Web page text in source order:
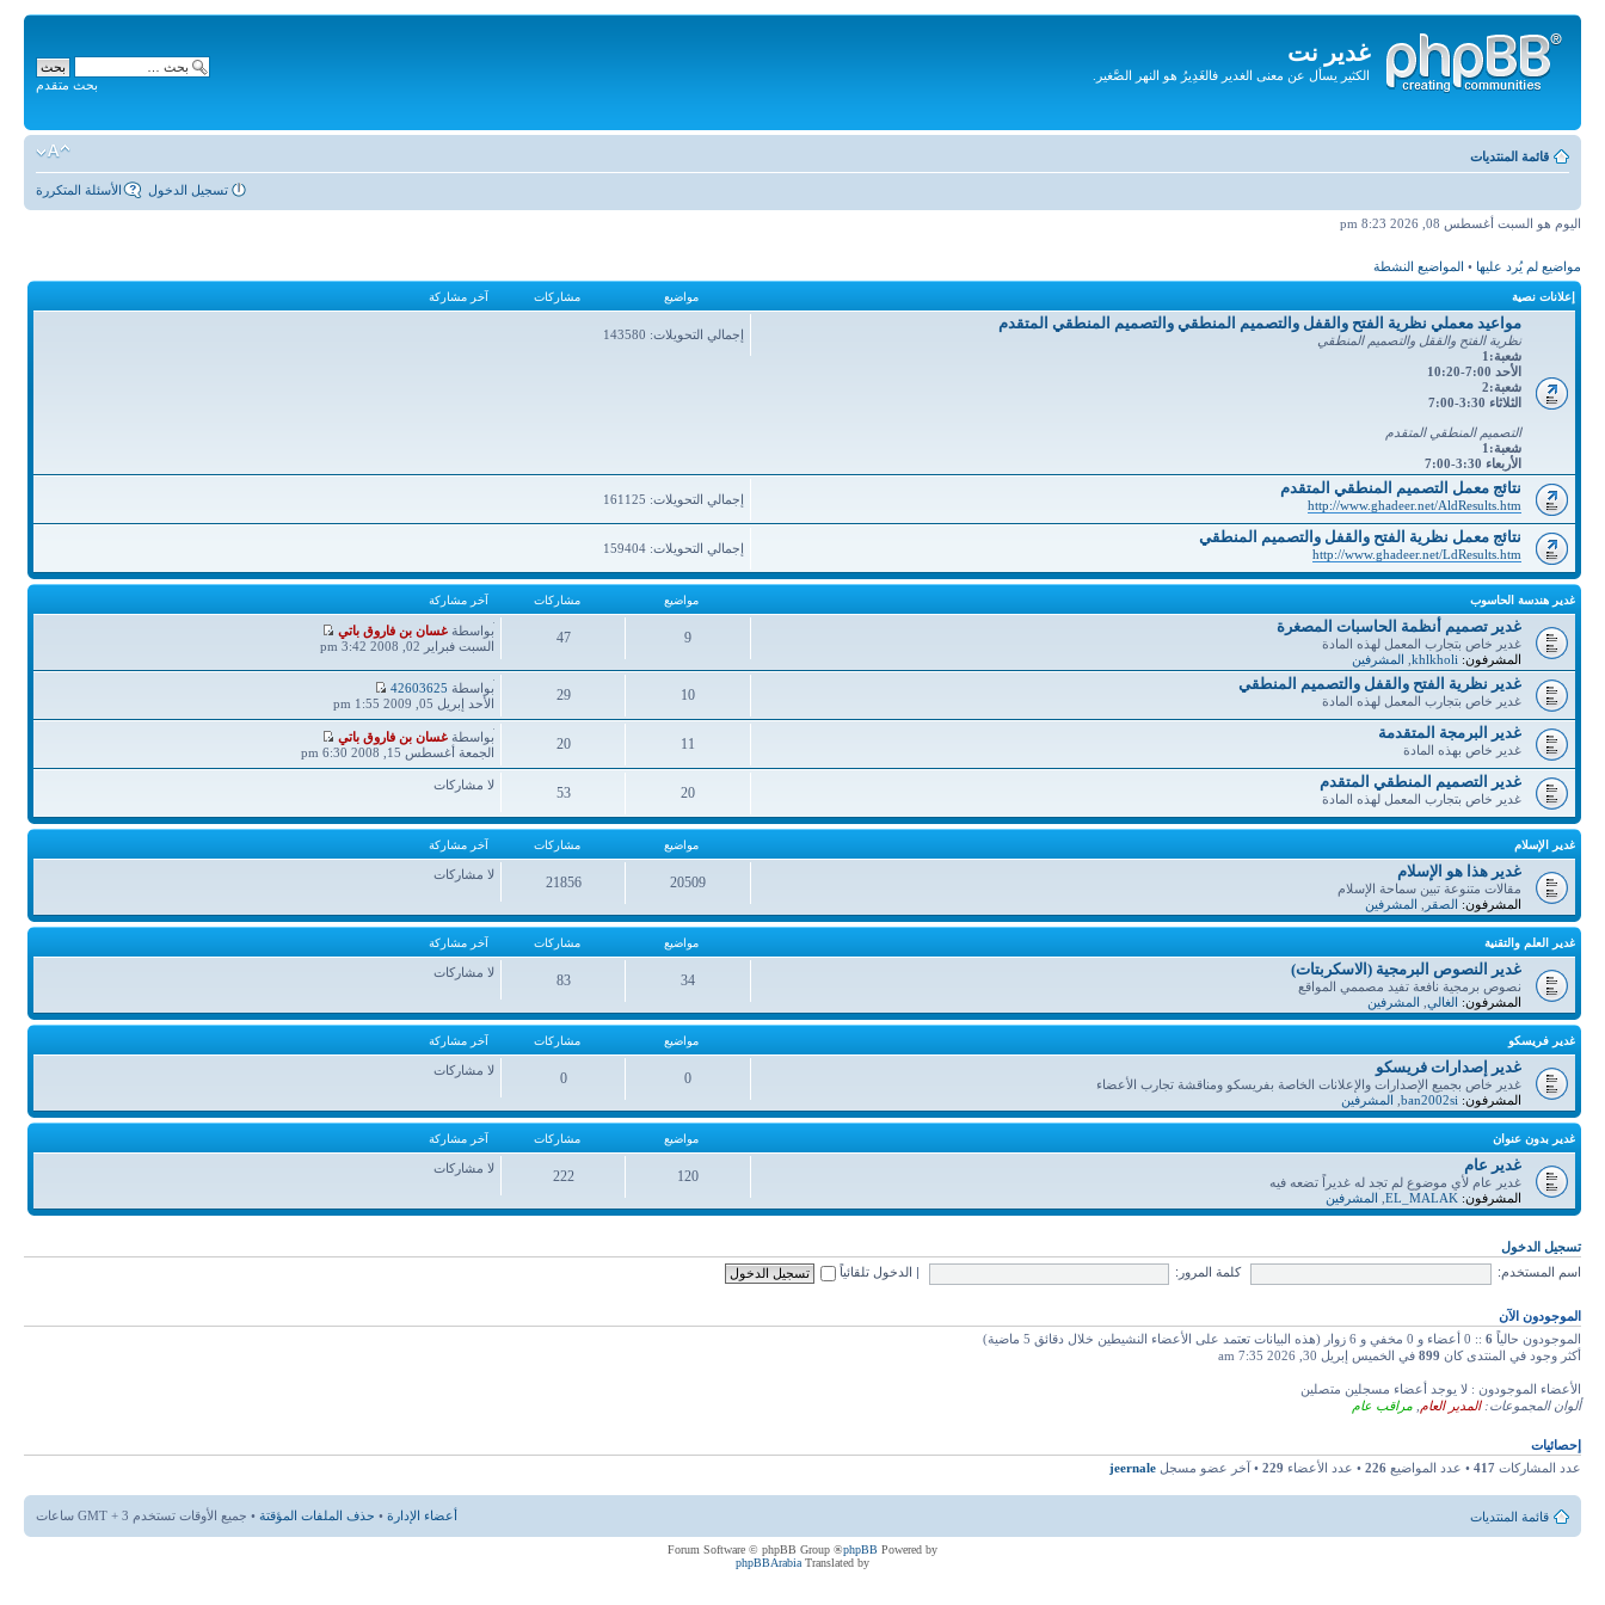
غدير نت
الكثير يسأل عن معنى الغدير فالغَدِيرُ هو النهر الصَّغير.
المحتويات
بحث متقدم
قائمة المنتديات
الأسئلة المتكررة تسجيل الدخول
اليوم هو السبت أغسطس 08, 2026 8:23 pm
مواضيع لم يُرد عليها • المواضيع النشطة
إعلانات نصية مواضيع مشاركات آخر مشاركة
مواعيد معملي نظرية الفتح والقفل والتصميم المنطقي والتصميم المنطقي المتقدم
نظرية الفتح والققل والتصميم المنطقي
شعبة:1
الأحد 7:00-10:20
شعبة:2
الثلاثاء 3:30-7:00
التصميم المنطقي المتقدم
شعبة:1
الأربعاء 3:30-7:00
إجمالي التحويلات: 143580
نتائج معمل التصميم المنطقي المتقدم
http://www.ghadeer.net/AldResults.htm إجمالي التحويلات: 161125
نتائج معمل نظرية الفتح والقفل والتصميم المنطقي
http://www.ghadeer.net/LdResults.htm إجمالي التحويلات: 159404
غدير هندسة الحاسوب مواضيع مشاركات آخر مشاركة
غدير تصميم أنظمة الحاسبات المصغرة
غدير خاص بتجارب المعمل لهذه المادة
المشرفون: khlkholi المشرفين
9
مواضيع
47
مشاركات
آخر
مشاركة
بواسطة غسان بن فاروق باتي
السبت فبراير 02, 2008 3:42 pm
غدير نظرية الفتح والقفل والتصميم المنطقي
غدير خاص بتجارب المعمل لهذه المادة
10
مواضيع
29
مشاركات
آخر
مشاركة
بواسطة 42603625
الأحد إبريل 05, 2009 1:55 pm
غدير البرمجة المتقدمة
غدير خاص بهذه المادة
11
مواضيع
20
مشاركات
آخر
مشاركة
بواسطة غسان بن فاروق باتي
الجمعة أغسطس 15, 2008 6:30 pm
غدير التصميم المنطقي المتقدم
غدير خاص بتجارب المعمل لهذه المادة
20
مواضيع
53
مشاركات
لا مشاركات
غدير الإسلام مواضيع مشاركات آخر مشاركة
غدير هذا هو الإسلام
مقالات متنوعة تبين سماحة الإسلام
المشرفون: الصقر المشرفين
20509
مواضيع
21856
مشاركات
لا مشاركات
غدير العلم والتقنية مواضيع مشاركات آخر مشاركة
غدير النصوص البرمجية (الاسكربتات)
نصوص برمجية نافعة تفيد مصممي المواقع
المشرفون: الغالي المشرفين
34
مواضيع
83
مشاركات
لا مشاركات
غدير فريسكو مواضيع مشاركات آخر مشاركة
غدير إصدارات فريسكو
غدير خاص بجميع الإصدارات والإعلانات الخاصة بفريسكو ومناقشة تجارب الأعضاء
المشرفون: ban2002si المشرفين
0
مواضيع
0
مشاركات
لا مشاركات
غدير بدون عنوان مواضيع مشاركات آخر مشاركة
غدير عام
غدير عام لأي موضوع لم تجد له غديراً تضعه فيه
المشرفون: EL_MALAK المشرفين
120
مواضيع
222
مشاركات
لا مشاركات
تسجيل الدخول
اسم المستخدم: كلمة المرور: الدخول تلقائياً
الموجودون الآن
الموجودون حالياً 6 :: 0 أعضاء و 0 مخفي و 6 زوار (هذه البيانات تعتمد على الأعضاء النشيطين خلال دقائق 5 ماضية)
أكثر وجود في المنتدى كان 899 في الخميس إبريل 30, 2026 7:35 am
الأعضاء الموجودون : لا يوجد أعضاء مسجلين متصلين
ألوان المجموعات:المدير العام مراقب عام
إحصائيات
عدد المشاركات 417 • عدد المواضيع 226 • عدد الأعضاء 229 • آخر عضو مسجل jeernale
قائمة المنتديات أعضاء الإدارة • حذف الملفات المؤقتة • جميع الأوقات تستخدم GMT + 3 ساعات
Powered by
phpBB
® Forum Software © phpBB Group
Translated by
phpBBArabia